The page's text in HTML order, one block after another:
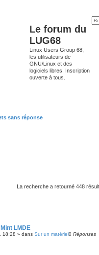
Le forum du
LUG68
Linux Users Group 68,
les utilisateurs de
GNU/Linux et des
logiciels libres. Inscription
ouverte à tous.
sans réponse
La recherche a retourné 448
LMDE
18:28 » dans Sur un matériel0 Réponses